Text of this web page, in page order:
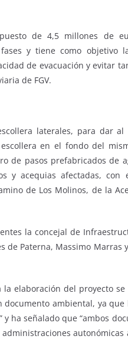
de 4,5 millones de
y tiene como objetivo
de evacuación y evitar
de FGV.
laterales, para dar
en el fondo del
de pasos prefabricados de
y acequias afectadas,
de Los Molinos, de la
la concejal de
de Paterna, Massimo Marras
elaboración del proyecto
ambiental, ya que
ha señalado que “ambos
autonómicas